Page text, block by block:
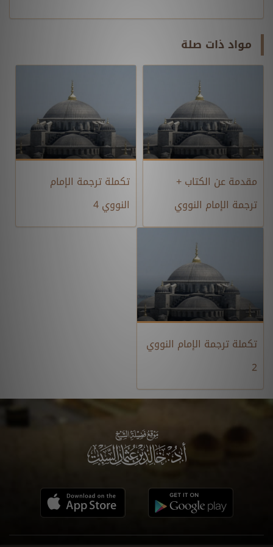
مواد ذات صلة
مقدمة عن الكتاب +
ترجمة الإمام النووي
تكملة ترجمة الإمام
النووي 4
تكملة ترجمة الإمام النووي
2